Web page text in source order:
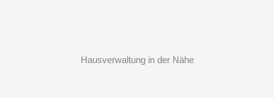
Hausverwaltung in der Nähe